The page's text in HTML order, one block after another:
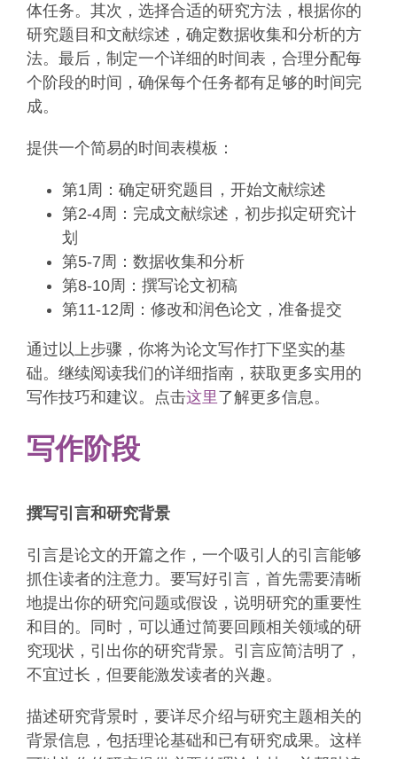
体任务。其次，选择合适的研究方法，根据你的
研究题目和文献综述，确定数据收集和分析的方
法。最后，制定一个详细的时间表，合理分配每
个阶段的时间，确保每个任务都有足够的时间完
成。
提供一个简易的时间表模板：
第1周：确定研究题目，开始文献综述
第2-4周：完成文献综述，初步拟定研究计
划
第5-7周：数据收集和分析
第8-10周：撰写论文初稿
第11-12周：修改和润色论文，准备提交
通过以上步骤，你将为论文写作打下坚实的基
础。继续阅读我们的详细指南，获取更多实用的
写作技巧和建议。点击这里了解更多信息。
写作阶段
撰写引言和研究背景
引言是论文的开篇之作，一个吸引人的引言能够
抓住读者的注意力。要写好引言，首先需要清晰
地提出你的研究问题或假设，说明研究的重要性
和目的。同时，可以通过简要回顾相关领域的研
究现状，引出你的研究背景。引言应简洁明了，
不宜过长，但要能激发读者的兴趣。
描述研究背景时，要详尽介绍与研究主题相关的
背景信息，包括理论基础和已有研究成果。这样